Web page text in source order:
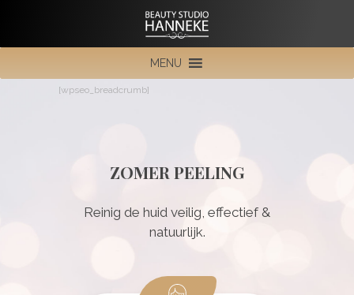
MENU
[wpseo_breadcrumb]
ZOMER PEELING
Reinig de huid veilig, effectief &
natuurlijk.